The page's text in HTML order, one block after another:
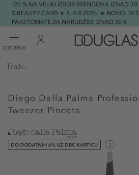
-20 % NA VELIKI IZBOR BRENDOVA IZNAD
S BEAUTY CARD ★ 8.-9.8.2026. ★ NOVO:
PAKETOMATE ZA NARUDŽBE IZNAD 30 €
IZBORNIK
Diego Dalla Palma
Tweezer Pinceta
DO DODATNIH 6% UZ DBC KARTICU